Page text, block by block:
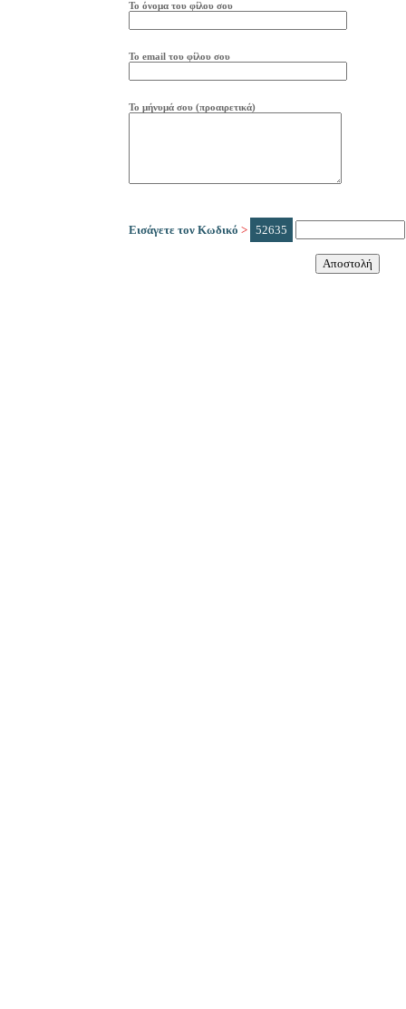
Το όνομα του φίλου σου
Το email του φίλου σου
Το μήνυμά σου (προαιρετικά)
Εισάγετε τον Κωδικό > 52635